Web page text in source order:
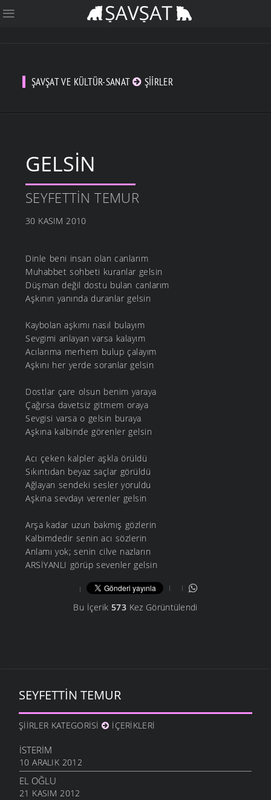
ŞAVŞAT VE KÜLTÜR-SANAT ŞIIRLER
GELSIN
SEYFETTIN TEMUR
30 KASIM 2010
Dinle beni insan olan canlarım
Muhabbet sohbeti kuranlar gelsin
Düşman değil dostu bulan canlarım
Aşkının yanında duranlar gelsin
Kaybolan aşkımı nasıl bulayım
Sevgimi anlayan varsa kalayım
Acılarıma merhem bulup çalayım
Aşkını her yerde soranlar gelsin
Dostlar çare olsun benim yaraya
Çağırsa davetsiz gitmem oraya
Sevgisi varsa o gelsin buraya
Aşkına kalbinde görenler gelsin
Acı çeken kalpler aşkla örüldü
Sıkıntıdan beyaz saçlar görüldü
Ağlayan sendeki sesler yoruldu
Aşkına sevdayı verenler gelsin
Arşa kadar uzun bakmış gözlerin
Kalbimdedir senin acı sözlerin
Anlamı yok; senin cilve nazların
ARSİYANLI görüp sevenler gelsin
Bu İçerik 573Kez Görüntülendi
SEYFETTIN TEMUR
ŞIIRLER KATEGORISI İÇERIKLERI
İSTERIM
10 ARALIK 2012
EL OĞLU
21 KASIM 2012